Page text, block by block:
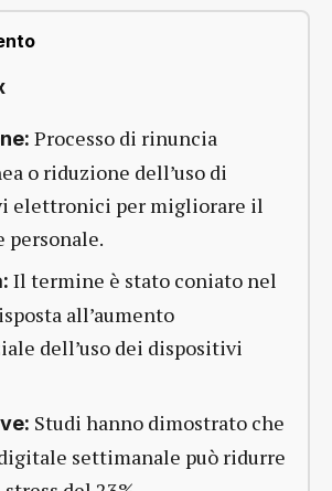
Processo di rinuncia
o riduzione dell’uso di
elettronici per migliorare il
personale.
Il termine è stato coniato nel
all’aumento
dell’uso dei dispositivi
Studi hanno dimostrato che
settimanale può ridurre